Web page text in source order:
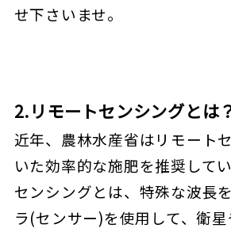
せ下さいませ。
2.リモートセンシングとは
近年、農林水産省はリモート
いた効率的な施肥を推奨して
センシングとは、特殊な波長
ラ(センサー)を使用して、衛